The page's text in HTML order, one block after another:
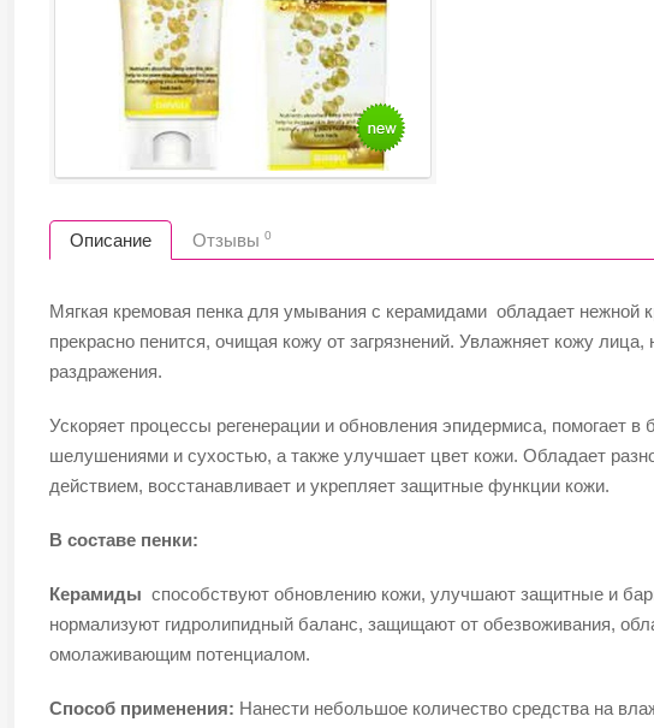
Описание Отзывы 0
Мягкая кремовая пенка для умывания с керамидами обладает нежной
прекрасно пенится, очищая кожу от загрязнений. Увлажняет кожу лица,
раздражения.
Ускоряет процессы регенерации и обновления эпидермиса, помогает в
шелушениями и сухостью, а также улучшает цвет кожи. Обладает
действием, восстанавливает и укрепляет защитные функции кожи.
В составе пенки:
Керамиды способствуют обновлению кожи, улучшают защитные и
нормализуют гидролипидный баланс, защищают от обезвоживания,
омолаживающим потенциалом.
​Способ применения: Нанести небольшое количество средства на